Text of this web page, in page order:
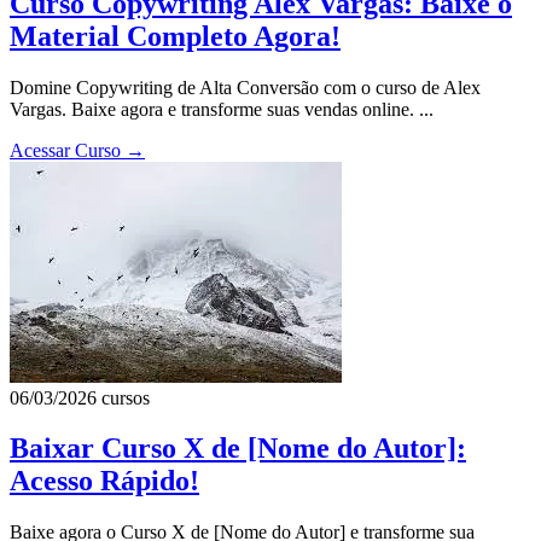
Material Completo Agora!
Domine Copywriting de Alta Conversão com o curso de Alex
Vargas. Baixe agora e transforme suas vendas online. ...
Acessar Curso →
06/03/2026 cursos
Baixar Curso X de [Nome do Autor]:
Acesso Rápido!
Baixe agora o Curso X de [Nome do Autor] e transforme sua